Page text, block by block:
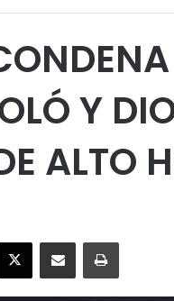
Y
ALTO
X Enviar vía email Imprimir